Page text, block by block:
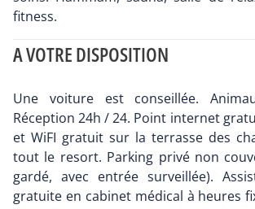
fitness.
A VOTRE DISPOSITION
Une voiture est conseillée.
Réception 24h / 24. Point internet
et WiFI gratuit sur la terrasse des
tout le resort. Parking privé non
gardé, avec entrée surveillée).
gratuite en cabinet médical à heures